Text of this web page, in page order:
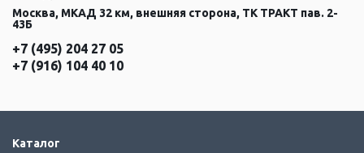
Москва, МКАД 32 км, внешняя сторона, ТК ТРАКТ пав. 2-
43Б
+7 (495) 204 27 05
+7 (916) 104 40 10
Каталог